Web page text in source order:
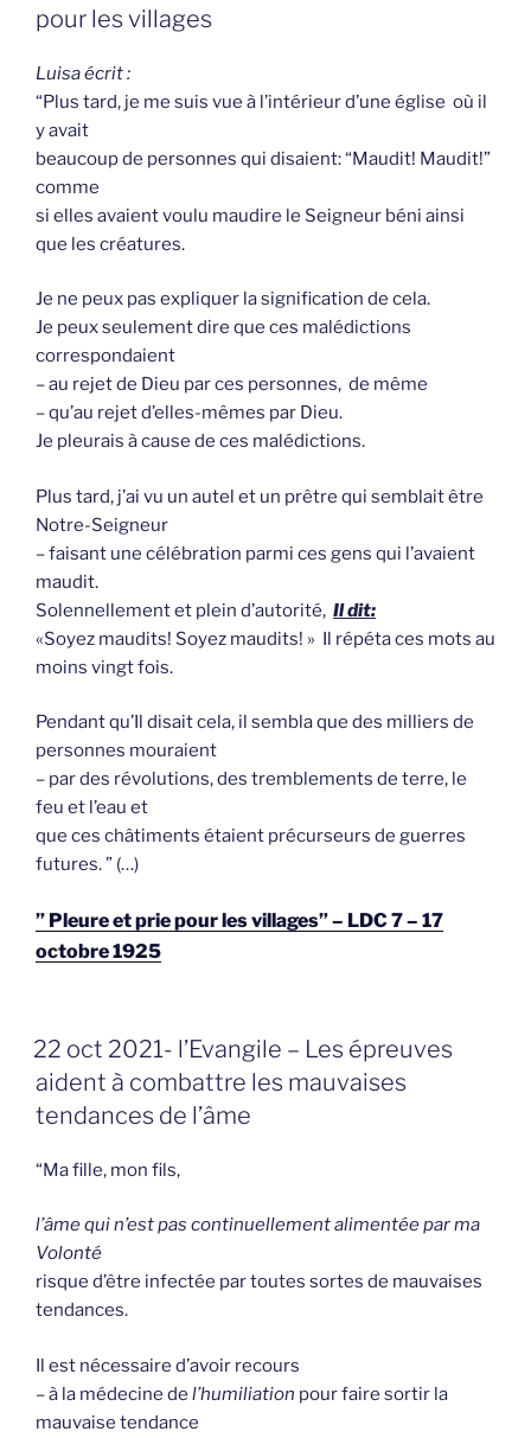
pour les villages
Luisa écrit :
“Plus tard, je me suis vue à l’intérieur d’une église où il
y avait
beaucoup de personnes qui disaient: “Maudit! Maudit!”
comme
si elles avaient voulu maudire le Seigneur béni ainsi
que les créatures.
Je ne peux pas expliquer la signification de cela.
Je peux seulement dire que ces malédictions
correspondaient
– au rejet de Dieu par ces personnes, de même
– qu’au rejet d’elles-mêmes par Dieu.
Je pleurais à cause de ces malédictions.
Plus tard, j’ai vu un autel et un prêtre qui semblait être
Notre-Seigneur
– faisant une célébration parmi ces gens qui l’avaient
maudit.
Solennellement et plein d’autorité, Il dit:
«Soyez maudits! Soyez maudits! » Il répéta ces mots au
moins vingt fois.
Pendant qu’Il disait cela, il sembla que des milliers de
personnes mouraient
– par des révolutions, des tremblements de terre, le
feu et l’eau et
que ces châtiments étaient précurseurs de guerres
futures. ” (…)
” Pleure et prie pour les villages” – LDC 7 – 17
octobre 1925
GEPLAATST
OP
22 oct 2021- l’Evangile – Les épreuves
aident à combattre les mauvaises
tendances de l’âme
“Ma fille, mon fils,
l’âme qui n’est pas continuellement alimentée par ma
Volonté
risque d’être infectée par toutes sortes de mauvaises
tendances.
Il est nécessaire d’avoir recours
– à la médecine de l’humiliation pour faire sortir la
mauvaise tendance